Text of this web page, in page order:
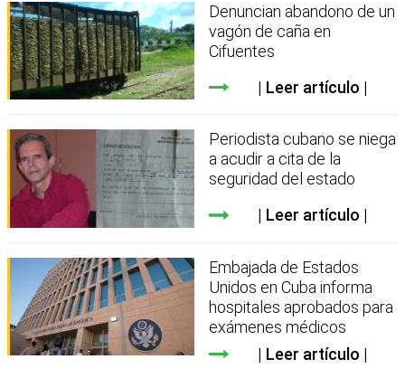
Denuncian abandono de un
vagón de caña en
Cifuentes
Leer artículo
Periodista cubano se niega
a acudir a cita de la
seguridad del estado
Leer artículo
Embajada de Estados
Unidos en Cuba informa
hospitales aprobados para
exámenes médicos
Leer artículo